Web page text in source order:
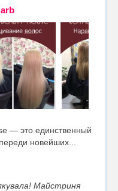
— это единственный
новейших...
Майстриня